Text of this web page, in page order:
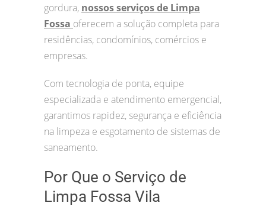
gordura, nossos serviços de Limpa
Fossa oferecem a solução completa para
residências, condomínios, comércios e
empresas.
Com tecnologia de ponta, equipe
especializada e atendimento emergencial,
garantimos rapidez, segurança e eficiência
na limpeza e esgotamento de sistemas de
saneamento.
Por Que o Serviço de
Limpa Fossa Vila